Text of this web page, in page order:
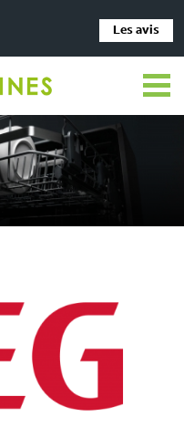
Les avis
AEG